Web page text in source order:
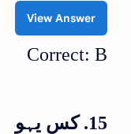
View Answer
Correct: B
15. کس